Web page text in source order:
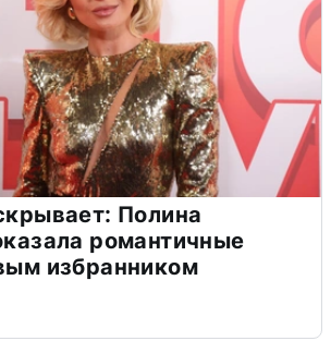
Полина
романтичные
избранником